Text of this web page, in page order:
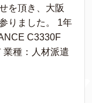
を頂き、大阪
りました。 1年
C3330F
業種：人材派遣